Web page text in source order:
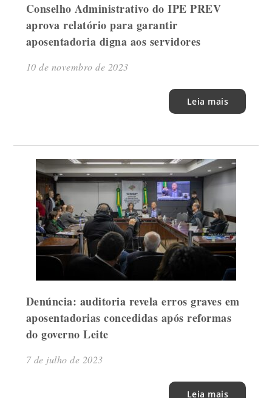
Conselho Administrativo do IPE PREV
aprova relatório para garantir
aposentadoria digna aos servidores
10 de novembro de 2023
Leia mais
Denúncia: auditoria revela erros graves em
aposentadorias concedidas após reformas
do governo Leite
7 de julho de 2023
Leia mais